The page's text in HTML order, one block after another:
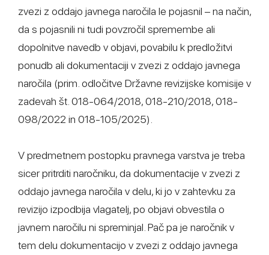
zvezi z oddajo javnega naročila le pojasnil – na način,
da s pojasnili ni tudi povzročil spremembe ali
dopolnitve navedb v objavi, povabilu k predložitvi
ponudb ali dokumentaciji v zvezi z oddajo javnega
naročila (prim. odločitve Državne revizijske komisije v
zadevah št. 018-064/2018, 018-210/2018, 018-
098/2022 in 018-105/2025).
V predmetnem postopku pravnega varstva je treba
sicer pritrditi naročniku, da dokumentacije v zvezi z
oddajo javnega naročila v delu, ki jo v zahtevku za
revizijo izpodbija vlagatelj, po objavi obvestila o
javnem naročilu ni spreminjal. Pač pa je naročnik v
tem delu dokumentacijo v zvezi z oddajo javnega